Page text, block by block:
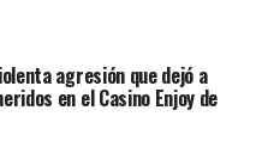
agresión que dejó a
en el Casino Enjoy de